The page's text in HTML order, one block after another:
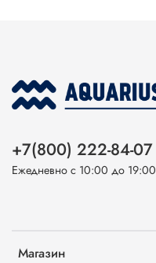
Магазин
+7(800) 222-84-07
Ежедневно с 10:00 до 19:00